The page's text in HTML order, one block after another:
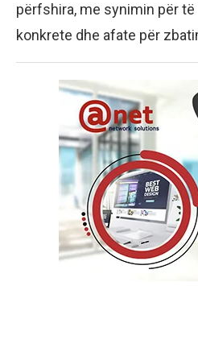
përfshira, me synimin për
konkrete dhe afate për